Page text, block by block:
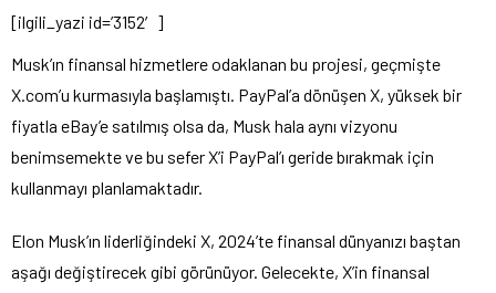
[ilgili_yazi id=’3152′]
Musk’ın finansal hizmetlere odaklanan bu projesi, geçmişte
X.com’u kurmasıyla başlamıştı. PayPal’a dönüşen X, yüksek bir
fiyatla eBay’e satılmış olsa da, Musk hala aynı vizyonu
benimsemekte ve bu sefer X’i PayPal’ı geride bırakmak için
kullanmayı planlamaktadır.
Elon Musk’ın liderliğindeki X, 2024’te finansal dünyanızı baştan
aşağı değiştirecek gibi görünüyor. Gelecekte, X’in finansal